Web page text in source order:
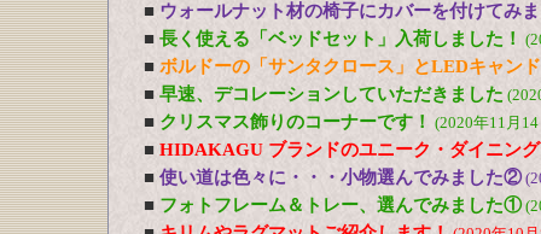
■ ウォールナット材の椅子にカバーを付けてみ
■ 長く使える「ベッドセット」入荷しました！
■ ボルドーの「サンタクロース」とLEDキャン
■ 早速、デコレーションしていただきました
■ クリスマス飾りのコーナーです！ (2020年11月
■ HIDAKAGU ブランドのユニーク・ダイニン
■ 使い道は色々に・・・小物選んでみました②
■ フォトフレーム＆トレー、選んでみました①